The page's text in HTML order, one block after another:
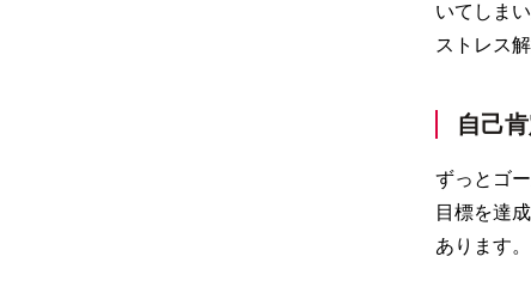
いてしま
ストレス
自己
ずっとゴ
目標を達
あります